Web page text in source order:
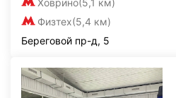
Ховрино(5,1 км)
Физтех(5,4 км)
Береговой пр-д, 5